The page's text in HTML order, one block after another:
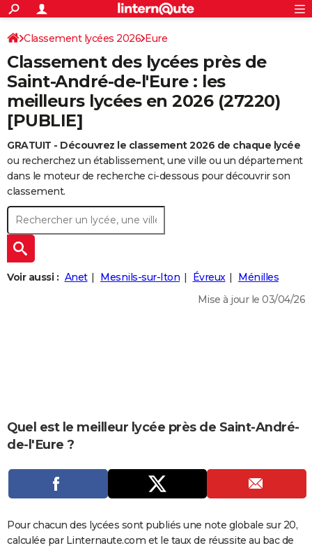
ACTUALITÉS
Politique
Société
Faits Divers
Education
Monde
Villes
+
SPORT
Coupe du monde 2026
Football
Tennis
Cyclisme
Rugby
Forum
CULTURE
Programme TV
TNT
Streaming
Cinéma
Sorties cinéma
Musique
+
FINANCE
Retraite
Impôts
Epargne
Immobilier
Risques naturels par ville
Banque
Assurance
Crédit
AUTO
Réserver un essai
Citadines
Berlines
Forum auto
HIGH-TECH
BRICOLAGE
Aménagement intérieur
Cuisine
Jardinage
+ WEEK-END
Guides de France
Escapades
Patrimoine
Expositions
Musées
Week-end nature
+
LIFESTYLE
SANTE
Carte de Noël
Carte Bonne année
Carte Saint-Valentin
Carte Pâques
Carte d'anniversaire
DICTIONNAIRE
Dictionnaire
Biographies
Citations
Expressions
Proverbes
PROGRAMME TV
COPAINS D'AVANT
S'inscrire
Se connecter
Lycées
Collèges
Primaires
Universités
Entreprises
Service militaire
Avis de recherche
AVIS DE DÉCÈS
S'inscrire
Connexion
Classement lycées 2026 Eure
Classement des lycées près de
Saint-André-de-l'Eure : les
meilleurs lycées en 2026 (27220)
[PUBLIE]
GRATUIT - Découvrez le classement 2026 de chaque lycée
ou recherchez un établissement, une ville ou un département
dans le moteur de recherche ci-dessous pour découvrir son
classement.
Voir aussi : Anet Mesnils-sur-Iton Évreux
Ménilles
Mise à jour le 03/04/26
Quel est le meilleur lycée près de Saint-André-
de-l'Eure ?
Pour chacun des lycées sont publiés une note globale sur 20,
calculée par Linternaute.com et le taux de réussite au bac de